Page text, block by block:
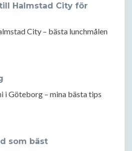
Halmstad City för
City – bästa lunchmålen
i Göteborg – mina bästa tips
som bäst